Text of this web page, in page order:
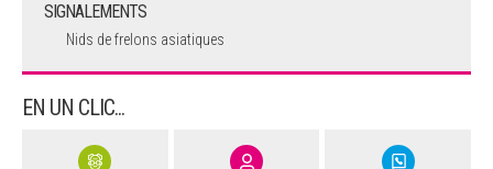
SIGNALEMENTS
Nids de frelons asiatiques
EN UN CLIC...